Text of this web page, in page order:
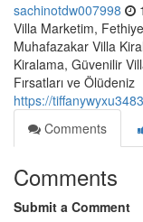
sachinotdw007998
Villa Marketim,
Muhafazakar Villa
Kiralama, Güvenilir
Fırsatları ve Ölüdeniz
https://
Comments
Comments
Submit a Comment